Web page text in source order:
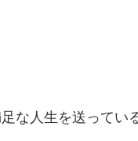
な人生を送ってい